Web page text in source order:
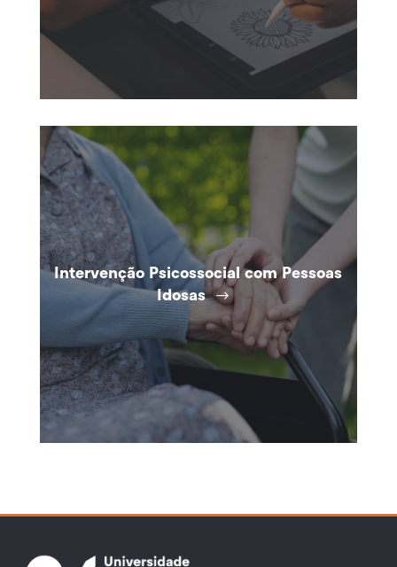
Intervenção Psicossocial com Pessoas
Idosas